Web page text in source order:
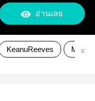
อ่านเลย
KeanuReeves